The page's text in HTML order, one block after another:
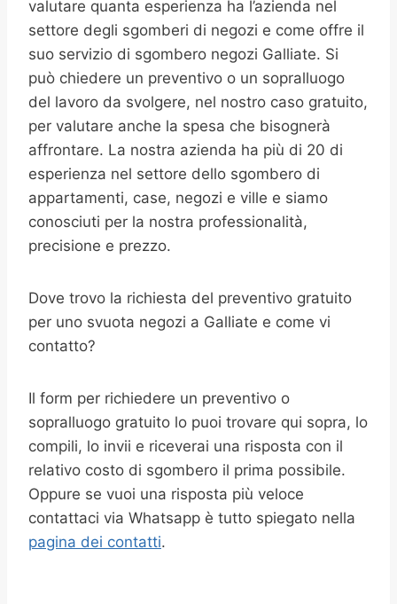
valutare quanta esperienza ha l’azienda nel
settore degli sgomberi di negozi e come offre il
suo servizio di sgombero negozi Galliate. Si
può chiedere un preventivo o un sopralluogo
del lavoro da svolgere, nel nostro caso gratuito,
per valutare anche la spesa che bisognerà
affrontare. La nostra azienda ha più di 20 di
esperienza nel settore dello sgombero di
appartamenti, case, negozi e ville e siamo
conosciuti per la nostra professionalità,
precisione e prezzo.
Dove trovo la richiesta del preventivo gratuito
per uno svuota negozi a Galliate e come vi
contatto?
Il form per richiedere un preventivo o
sopralluogo gratuito lo puoi trovare qui sopra, lo
compili, lo invii e riceverai una risposta con il
relativo costo di sgombero il prima possibile.
Oppure se vuoi una risposta più veloce
contattaci via Whatsapp è tutto spiegato nella
pagina dei contatti.